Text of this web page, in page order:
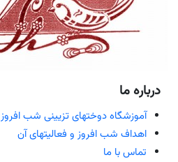
درباره ما
آموزشگاه دوختهای تزیینی شب افروز
اهداف شب افروز و فعالیتهای آن
تماس با ما